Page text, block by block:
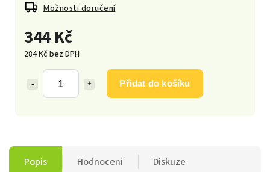
344 Kč
284 Kč bez DPH
Přidat do košíku
Možnosti doručení
Popis Hodnocení Diskuze